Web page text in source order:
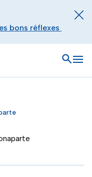
bons réflexes
Ouvrir